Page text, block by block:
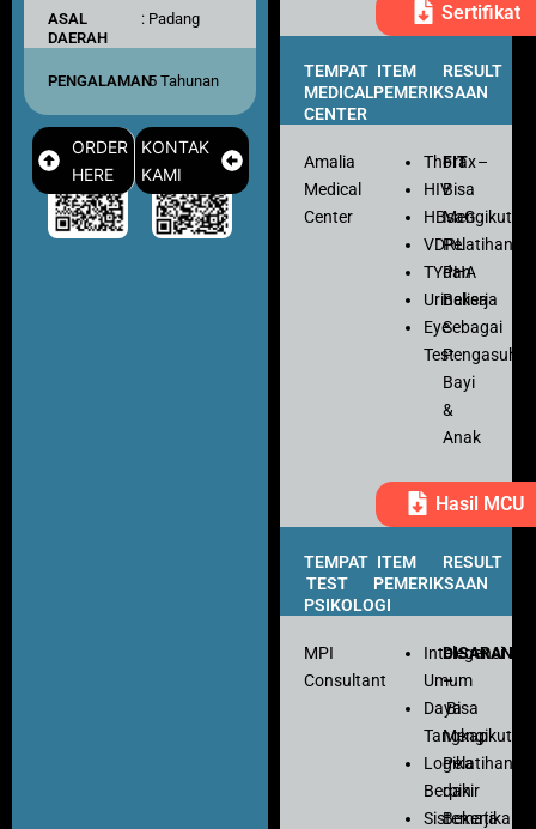
ASAL
DAERAH
: Padang
PENGALAMAN: 5 Tahunan
ORDER
HERE
KONTAK
KAMI
Sertifikat
TEMPAT
MEDICAL
CENTER
ITEM
PEMERIKSAAN
RESULT
Amalia
Medical
Center
Thorax
HIV
HBsaG
VDRL
TYPHA
Urinalisa
Eye
Test
FIT–
Bisa
Mengikuti
Pelatihan
dan
Bekerja
Sebagai
Pengasuh
Bayi
&
Anak
Hasil MCU
TEMPAT
TEST
PSIKOLOGI
ITEM
PEMERIKSAAN
RESULT
MPI
Consultant
Intelegensi
Umum
Daya
Tangkap
Logika
Berpikir
Sistematika
–
Bisa
Mengikuti
Pelatihan
dan
Bekerja